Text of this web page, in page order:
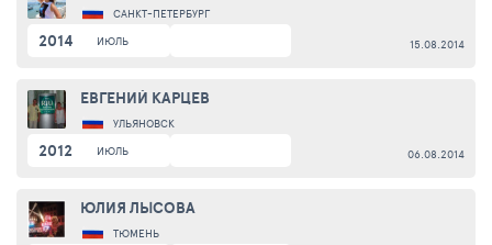
САНКТ-ПЕТЕРБУРГ
2014 ИЮЛЬ 15.08.2014
ЕВГЕНИЙ КАРЦЕВ
УЛЬЯНОВСК
2012 ИЮЛЬ 06.08.2014
ЮЛИЯ ЛЫСОВА
ТЮМЕНЬ